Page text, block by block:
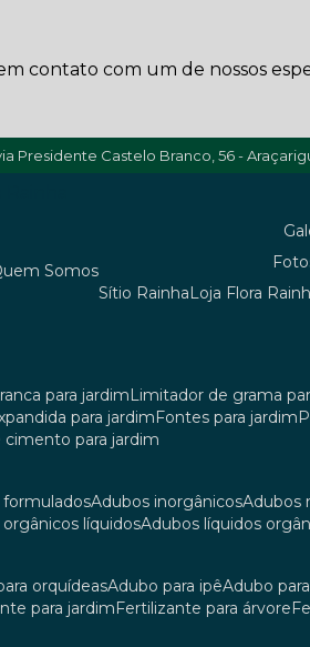
contato com um de nossos
Presidente Castelo Branco, 56 -
Quem Somos
Sítio Rainha
Loja Flora
para jardim
limitador de grama
para jardim
fontes para jardim
cimento para jardim
formulados adubos inorgânicos
orgânicos líquidos adubos líquidos
orquídeas adubo para ipê adubo
para jardim
fertilizante para árvore